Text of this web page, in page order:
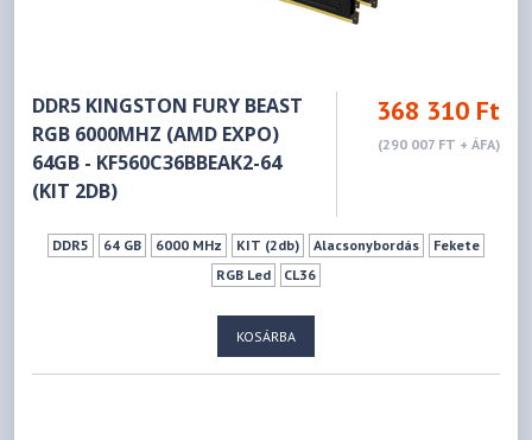
DDR5 KINGSTON FURY BEAST
RGB 6000MHZ (AMD EXPO)
64GB - KF560C36BBEAK2-64
(KIT 2DB)
368 310 Ft
(290 007 FT + ÁFA)
DDR5 64 GB 6000 MHz KIT (2db) Alacsonybordás
Fekete
RGB Led
CL36
KOSÁRBA